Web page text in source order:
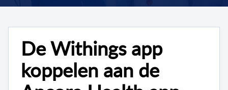
De Withings app
koppelen aan de